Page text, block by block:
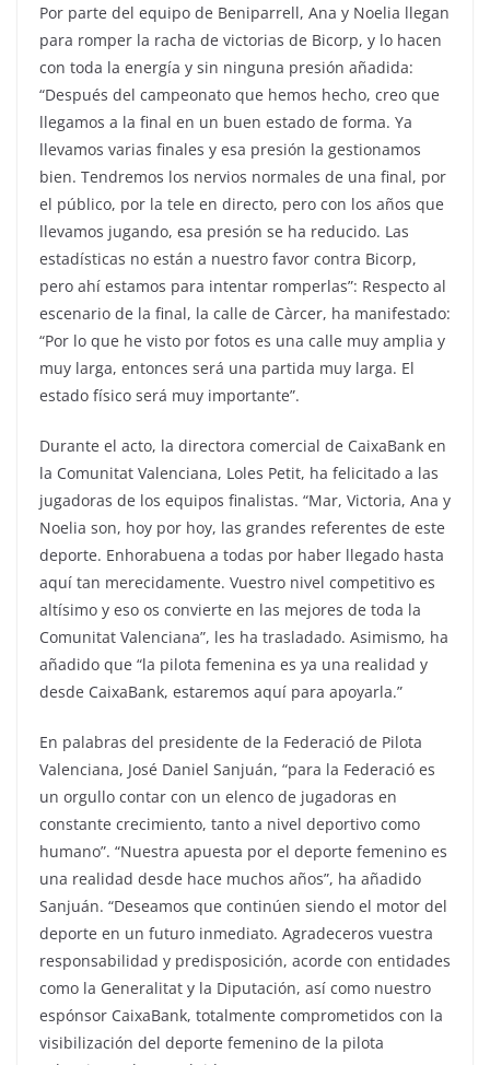
Por parte del equipo de Beniparrell, Ana y Noelia llegan
para romper la racha de victorias de Bicorp, y lo hacen
con toda la energía y sin ninguna presión añadida:
“Después del campeonato que hemos hecho, creo que
llegamos a la final en un buen estado de forma. Ya
llevamos varias finales y esa presión la gestionamos
bien. Tendremos los nervios normales de una final, por
el público, por la tele en directo, pero con los años que
llevamos jugando, esa presión se ha reducido. Las
estadísticas no están a nuestro favor contra Bicorp,
pero ahí estamos para intentar romperlas”: Respecto al
escenario de la final, la calle de Càrcer, ha manifestado:
“Por lo que he visto por fotos es una calle muy amplia y
muy larga, entonces será una partida muy larga. El
estado físico será muy importante”.
Durante el acto, la directora comercial de CaixaBank en
la Comunitat Valenciana, Loles Petit, ha felicitado a las
jugadoras de los equipos finalistas. “Mar, Victoria, Ana y
Noelia son, hoy por hoy, las grandes referentes de este
deporte. Enhorabuena a todas por haber llegado hasta
aquí tan merecidamente. Vuestro nivel competitivo es
altísimo y eso os convierte en las mejores de toda la
Comunitat Valenciana”, les ha trasladado. Asimismo, ha
añadido que “la pilota femenina es ya una realidad y
desde CaixaBank, estaremos aquí para apoyarla.”
En palabras del presidente de la Federació de Pilota
Valenciana, José Daniel Sanjuán, “para la Federació es
un orgullo contar con un elenco de jugadoras en
constante crecimiento, tanto a nivel deportivo como
humano”. “Nuestra apuesta por el deporte femenino es
una realidad desde hace muchos años”, ha añadido
Sanjuán. “Deseamos que continúen siendo el motor del
deporte en un futuro inmediato. Agradeceros vuestra
responsabilidad y predisposición, acorde con entidades
como la Generalitat y la Diputación, así como nuestro
espónsor CaixaBank, totalmente comprometidos con la
visibilización del deporte femenino de la pilota